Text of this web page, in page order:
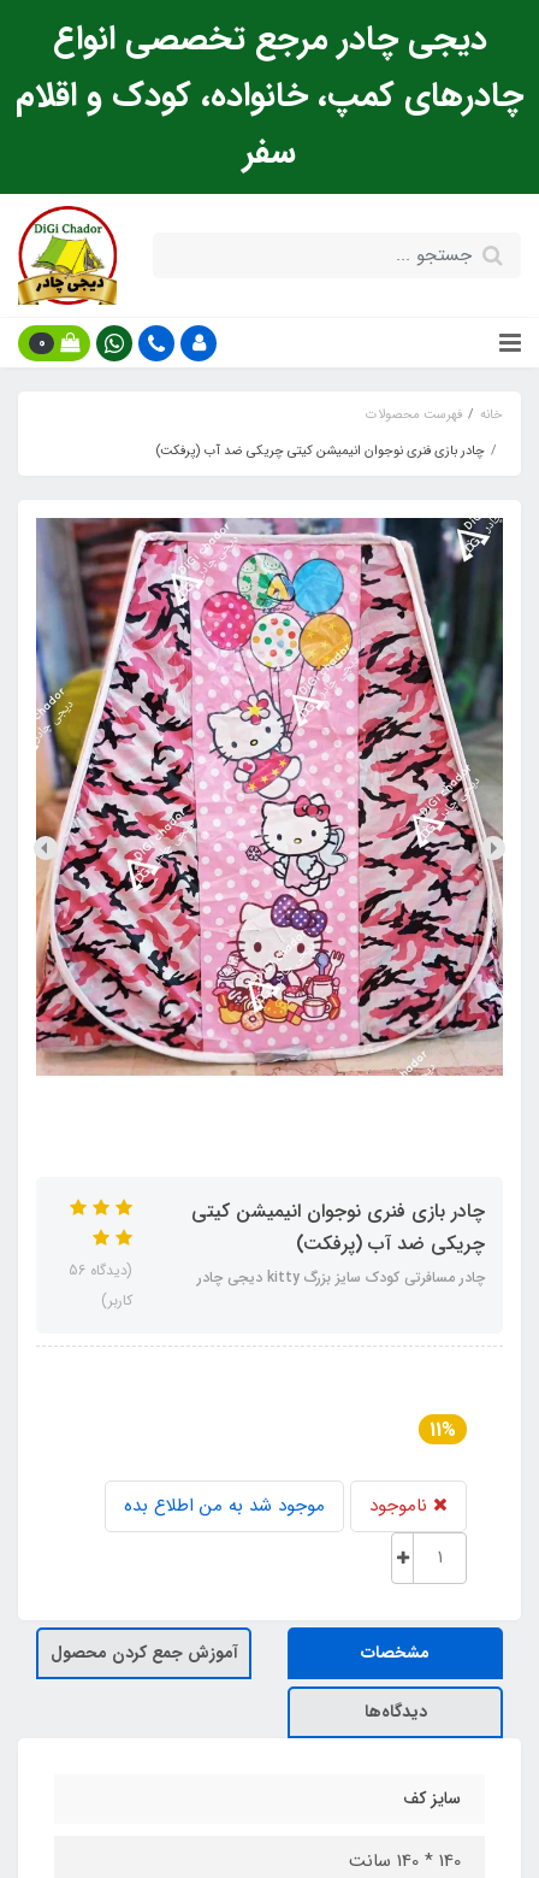
دیجی چادر مرجع تخصصی انواع
چادرهای کمپ، خانواده، کودک و اقلام
سفر
0
خانه
فهرست محصولات
چادر بازی فنری نوجوان انیمیشن کیتی چریکی ضد آب (پرفکت)
چادر بازی فنری نوجوان انیمیشن کیتی
چریکی ضد آب (پرفکت)
چادر مسافرتی کودک سایز بزرگ kitty دیجی چادر
(دیدگاه 56
کاربر)
11%
ناموجود موجود شد به من اطلاع بده
مشخصات آموزش جمع کردن محصول
دیدگاه‌ها
سایز کف
140 * 140 سانت